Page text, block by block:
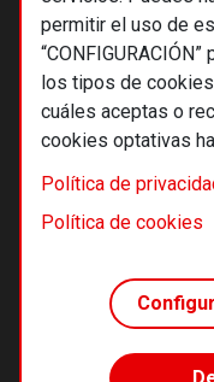
permitir el uso de
los tipos de
cuáles aceptas o
cookies optativas
Política de
Política de cookies
© 2026